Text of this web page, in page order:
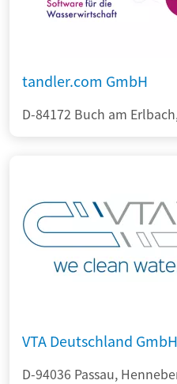
tandler.com GmbH
D-84172 Buch am
VTA Deutschland GmbH
D-94036 Passau,